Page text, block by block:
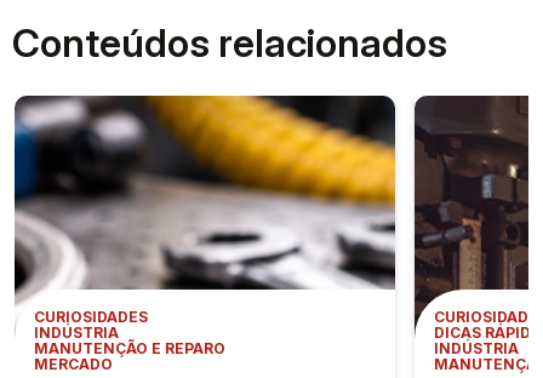
Conteúdos relacionados
CURIOSIDADES
INDÚSTRIA
MANUTENÇÃO E REPARO
MERCADO
DICAS
INDÚSTRIA